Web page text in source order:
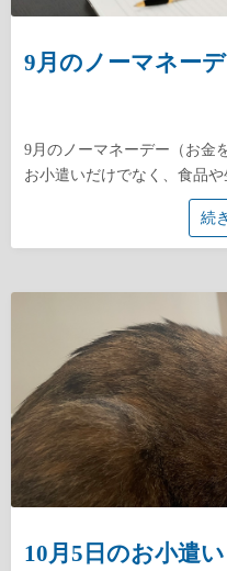
9月のノーマネー
9月のノーマネーデー（お金
お小遣いだけでなく、食品
続
10月5日のお小遣